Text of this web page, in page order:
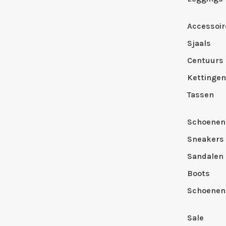
Sjaals
Centuurs
Kettingen
Tassen
Schoenen
Sneakers
Sandalen
Boots
Schoenen
Sale